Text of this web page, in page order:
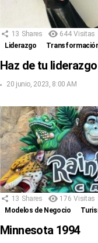
13 Shares 644 Visitas
Liderazgo
Haz de tu
20 junio, 2023, 8:00 AM
13 Shares 176 Visitas
Modelos de Negocio
Minnesota 1994